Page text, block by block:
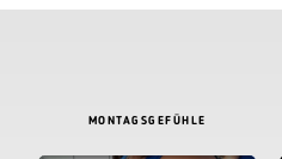
MONTAGSGEFÜHLE